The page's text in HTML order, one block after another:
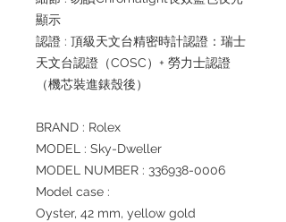
顯示
認證 : 頂級天文台精密時計認證：瑞士
天文台認證（COSC）+ 勞力士認證
（機芯裝進錶殼後）
BRAND : Rolex
MODEL : Sky-Dweller
MODEL NUMBER : 336938-0006
Model case :
Oyster, 42 mm, yellow gold